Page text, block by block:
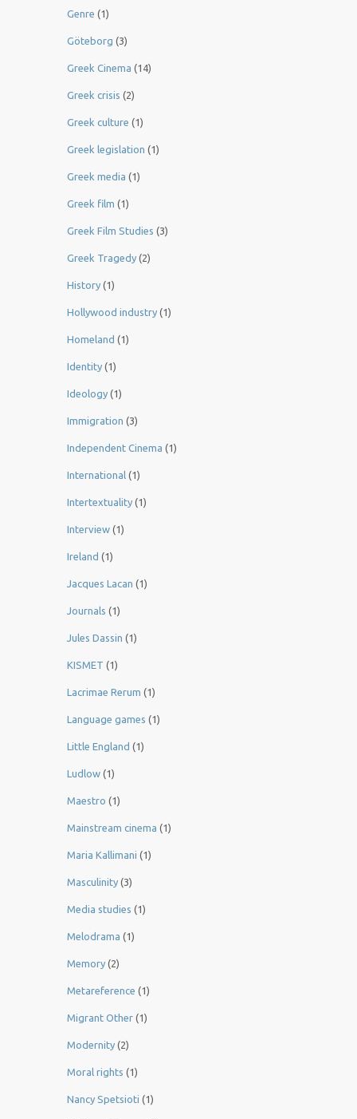
Genre (1)
Göteborg (3)
Greek Cinema (14)
Greek crisis (2)
Greek culture (1)
Greek legislation (1)
Greek media (1)
Greek film (1)
Greek Film Studies (3)
Greek Tragedy (2)
History (1)
Hollywood industry (1)
Homeland (1)
Identity (1)
Ideology (1)
Immigration (3)
Independent Cinema (1)
International (1)
Intertextuality (1)
Interview (1)
Ireland (1)
Jacques Lacan (1)
Journals (1)
Jules Dassin (1)
KISMET (1)
Lacrimae Rerum (1)
Language games (1)
Little England (1)
Ludlow (1)
Maestro (1)
Mainstream cinema (1)
Maria Kallimani (1)
Masculinity (3)
Media studies (1)
Melodrama (1)
Memory (2)
Metareference (1)
Migrant Other (1)
Modernity (2)
Moral rights (1)
Nancy Spetsioti (1)